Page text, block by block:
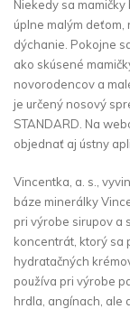
Niekedy sa
úplne malým
dýchanie. Pokojne
ako skúsené
novorodencov a
je určený nosový
STANDARD. Na
objednať aj ústny
Vincentka, a. s.,
báze minerálky
pri výrobe sirupov a
koncentrát, ktorý sa
hydratačných
používa pri výrobe
hrdla, angínach, ale